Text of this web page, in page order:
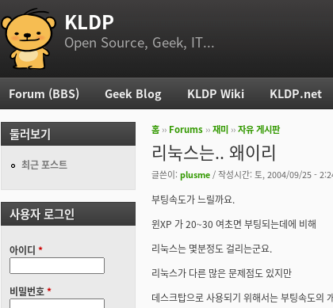
부 메뉴 KLDP
Open Source, Geek, IT...
현재 위치
홈 ›› Forums ››재미 ››자유 게시판
리눅스는.. 왜이리
글쓴이: plusme / 작성시간: 토, 2004/09/25 -
부팅속도가 느릴까요.
윈XP 가 20~30 여초면 부팅되는데에 비해
리눅스는 몇분정도 걸리는군요.
리눅스가 다른 많은 문제점도 있지만
데스크탑으로 사용되기 위해서는 부팅속도의
주 메뉴
Forum (BBS) Geek Blog KLDP Wiki KLDP.net
둘러보기
최근 포스트
사용자 로그인
아이디 *
비밀번호*